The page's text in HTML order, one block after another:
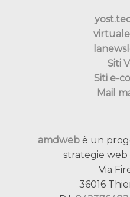
Siti
Siti e-
Mail
amdwebè un
strategie web
Via
36016